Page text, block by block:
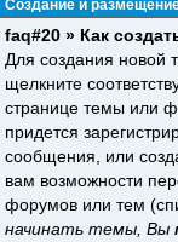
Создание и
faq#20 » Как
Для создания
щелкните
странице темы или
придется
сообщения, или
вам возможности
форумов или тем
начинать темы, Вы